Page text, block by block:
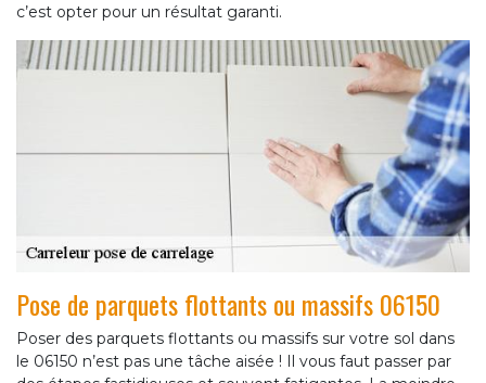
c’est opter pour un résultat garanti.
Pose de parquets flottants ou massifs 06150
Poser des parquets flottants ou massifs sur votre sol dans
le 06150 n’est pas une tâche aisée ! Il vous faut passer par